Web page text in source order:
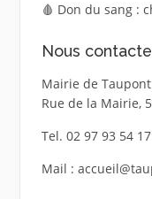
🩸 Don du sang :
Nous
Mairie de Taupont
Rue de la Mairie,
Tel. 02 97 93 54 17
Mail :